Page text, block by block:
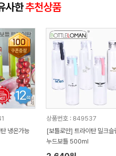
사한추천상품
냉온가능
상품번호 : 849537
[보틀로만] 트라이탄 밀크슬
누드보틀 500ml